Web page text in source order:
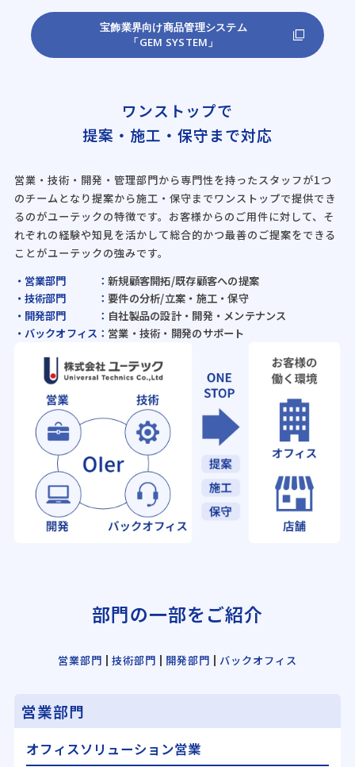
宝飾業界向け商品管理システム
「GEM SYSTEM」
ワンストップで
提案・施工・保守まで対応
営業・技術・開発・管理部門から専門性を持ったスタッフが1つ
のチームとなり提案から施工・保守までワンストップで提供でき
るのがユーテックの特徴です。お客様からのご用件に対して、そ
れぞれの経験や知見を活かして総合的かつ最善のご提案をできる
ことがユーテックの強みです。
営業部門
：新規顧客開拓/既存顧客への提案
技術部門
：要件の分析/立案・施工・保守
開発部門
： 自社製品の設計・開発・メンテナンス
バックオフィス ： 営業・技術・開発のサポート
部門の一部をご紹介
営業部門 技術部門 開発部門 バックオフィス
営業部門
オフィスソリューション営業